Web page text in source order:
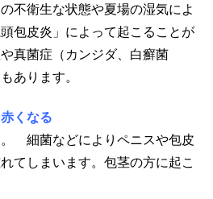
不衛生な状態や夏場の湿気によ
包皮炎」によって起こることが
真菌症（カンジダ、白癬菌
あります。
くなる
細菌などによりペニスや包皮
てしまいます。包茎の方に起こ